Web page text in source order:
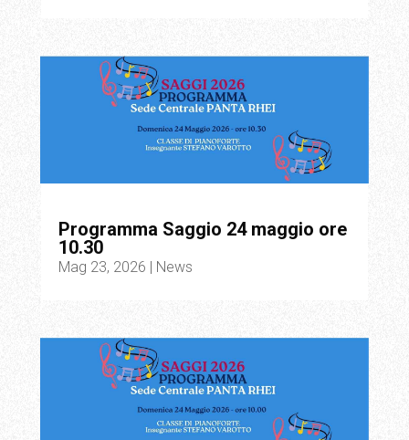
Programma Saggio 24 maggio ore
10.30
Mag 23, 2026 News